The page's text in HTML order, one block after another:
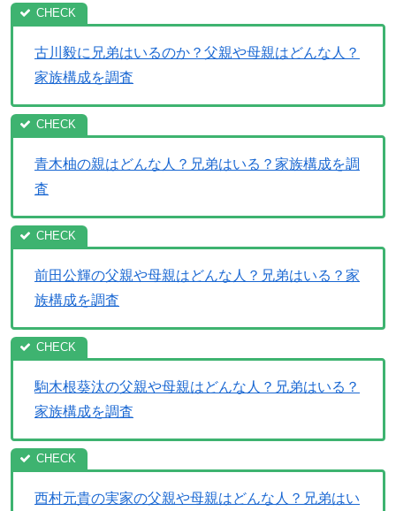
古川毅に兄弟はいるのか？父親や母親はどんな人？
家族構成を調査
青木柚の親はどんな人？兄弟はいる？家族構成を調
査
前田公輝の父親や母親はどんな人？兄弟はいる？家
族構成を調査
駒木根葵汰の父親や母親はどんな人？兄弟はいる？
家族構成を調査
西村元貴の実家の父親や母親はどんな人？兄弟はい